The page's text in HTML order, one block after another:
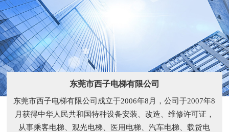
东莞市西子电梯有限公司
东莞市西子电梯有限公司成立于2006年8月，公司于2007年8
月获得中华人民共和国特种设备安装、改造、维修许可证，
从事乘客电梯、观光电梯、医用电梯、汽车电梯、载货电